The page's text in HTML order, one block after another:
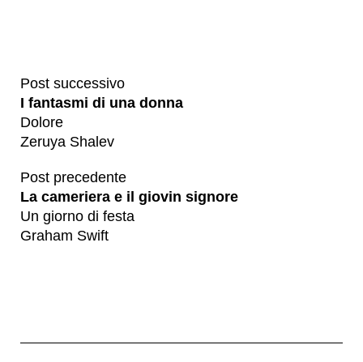
Post successivo
I fantasmi di una donna
Dolore
Zeruya Shalev
Post precedente
La cameriera e il giovin signore
Un giorno di festa
Graham Swift